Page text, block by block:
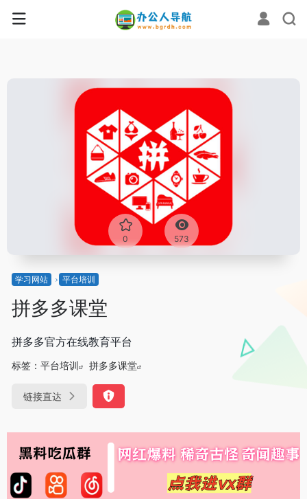
0 573
学习网站 平台培训
拼多多课堂
拼多多官方在线教育平台
标签： 平台培训 拼多多课堂
链接直达